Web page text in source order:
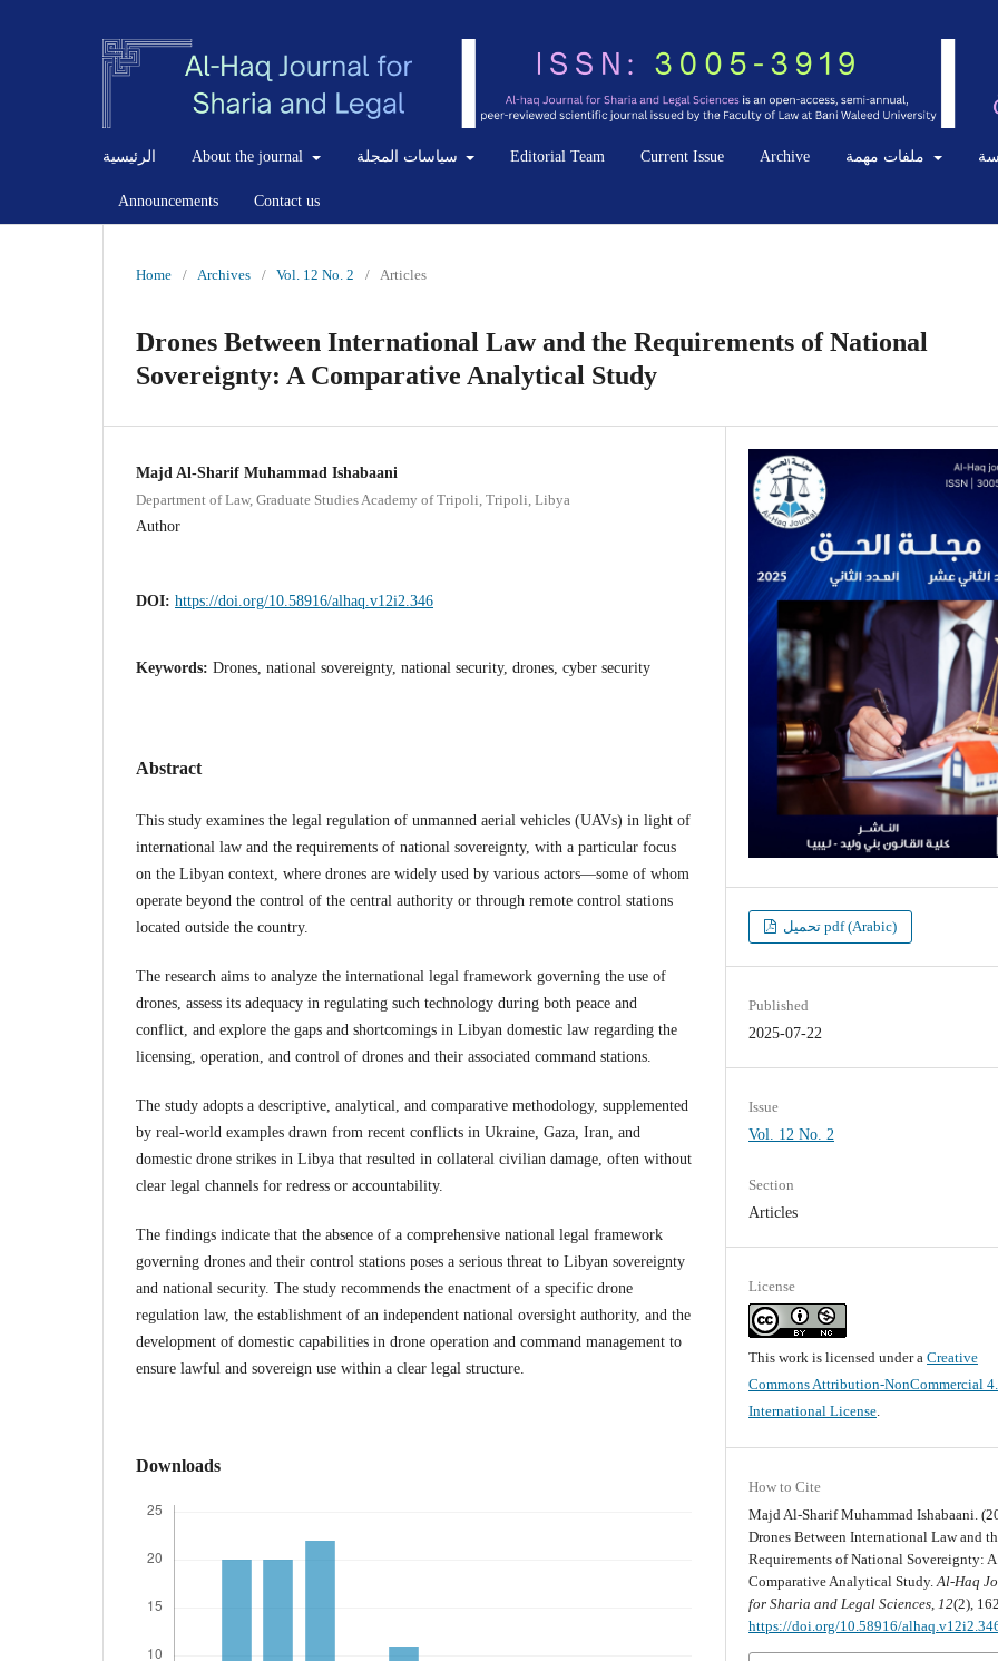
الرئيسية About the journal Editorial Team Current Issue Archive
Announcements Contact us
Home / Archives / Vol. 12 No. 2 / Articles
Drones Between International Law and the Requirements of National
Sovereignty: A Comparative Analytical Study
Majd Al-Sharif Muhammad Ishabaani
Department of Law, Graduate Studies Academy of Tripoli, Tripoli, Libya
Author
DOI: https://doi.org/10.58916/alhaq.v12i2.346
Keywords: Drones, national sovereignty, national security, drones, cyber security
Abstract
This study examines the legal regulation of unmanned aerial vehicles (UAVs) in light of
international law and the requirements of national sovereignty, with a particular focus
on the Libyan context, where drones are widely used by various actors—some of whom
operate beyond the control of the central authority or through remote control stations
located outside the country.
The research aims to analyze the international legal framework governing the use of
drones, assess its adequacy in regulating such technology during both peace and
conflict, and explore the gaps and shortcomings in Libyan domestic law regarding the
licensing, operation, and control of drones and their associated command stations.
The study adopts a descriptive, analytical, and comparative methodology, supplemented
by real-world examples drawn from recent conflicts in Ukraine, Gaza, Iran, and
domestic drone strikes in Libya that resulted in collateral civilian damage, often without
clear legal channels for redress or accountability.
The findings indicate that the absence of a comprehensive national legal framework
governing drones and their control stations poses a serious threat to Libyan sovereignty
and national security. The study recommends the enactment of a specific drone
regulation law, the establishment of an independent national oversight authority, and the
development of domestic capabilities in drone operation and command management to
ensure lawful and sovereign use within a clear legal structure.
Downloads
تحميل pdf (Arabic)
Published
2025-07-22
Issue
Vol. 12 No. 2
Section
Articles
License
This work is licensed under aCreative
Commons Attribution-NonCommercial
International License.
How to Cite
Majd Al-Sharif Muhammad Ishabaani.
Drones Between International Law and
Requirements of National Sovereignty: A
Comparative Analytical Study.Al-Haq
for Sharia and Legal Sciences,12(2),
https://doi.org/10.58916/